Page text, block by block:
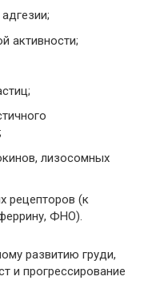
активности;
лизосомных
рецепторов (к
ФНО).
развитию груди,
и прогрессирование